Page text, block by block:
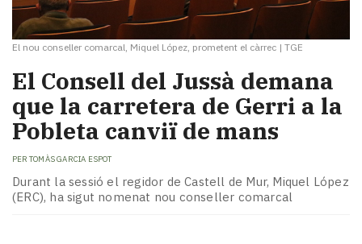
El nou conseller comarcal, Miquel López, prometent el càrrec | TGE
El Consell del Jussà demana
que la carretera de Gerri a la
Pobleta canviï de mans
PER TOMÀS GARCIA ESPOT
Durant la sessió el regidor de Castell de Mur, Miquel López
(ERC), ha sigut nomenat nou conseller comarcal